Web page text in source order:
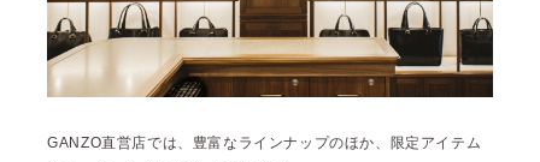
GANZO直営店では、豊富なラインナップのほか、限定アイテム